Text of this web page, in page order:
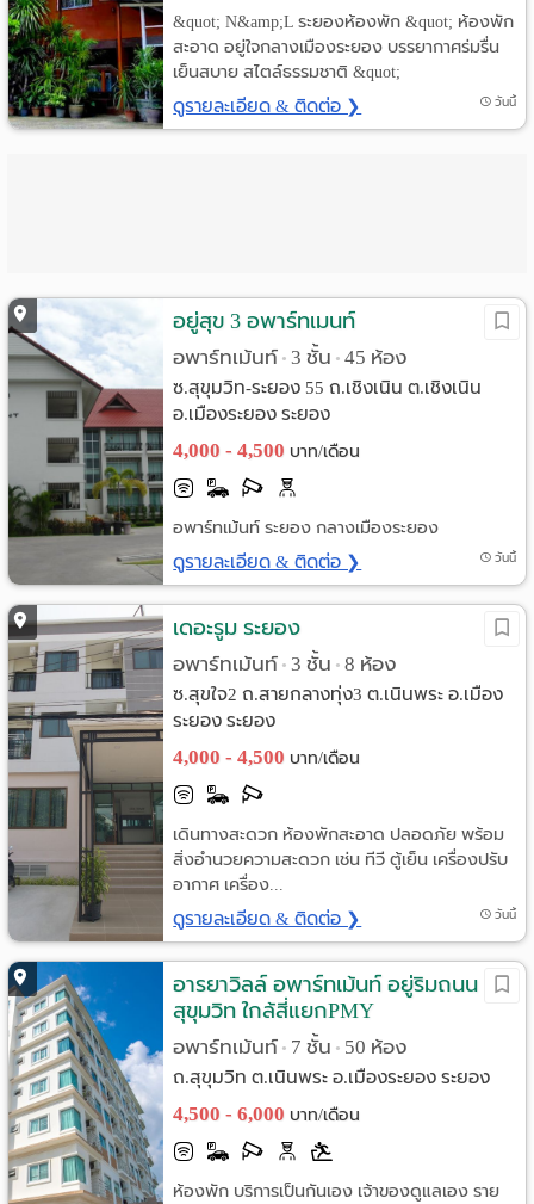
&quot; N&amp;L ระยองห้องพัก &quot; ห้องพัก
สะอาด อยู่ใจกลางเมืองระยอง บรรยากาศร่มรื่น
เย็นสบาย สไตล์ธรรมชาติ &quot;
ดูรายละเอียด & ติดต่อ ❯ วันนี้
อยู่สุข 3 อพาร์ทเมนท์
อพาร์ทเม้นท์ • 3 ชั้น • 45 ห้อง
ซ.สุขุมวิท-ระยอง 55 ถ.เชิงเนิน ต.เชิงเนิน
อ.เมืองระยอง ระยอง
4,000 - 4,500 บาท/เดือน
อพาร์ทเม้นท์ ระยอง กลางเมืองระยอง
ดูรายละเอียด & ติดต่อ ❯ วันนี้
เดอะรูม ระยอง
อพาร์ทเม้นท์ • 3 ชั้น • 8 ห้อง
ซ.สุขใจ2 ถ.สายกลางทุ่ง3 ต.เนินพระ อ.เมือง
ระยอง ระยอง
4,000 - 4,500 บาท/เดือน
เดินทางสะดวก ห้องพักสะอาด ปลอดภัย พร้อม
สิ่งอำนวยความสะดวก เช่น ทีวี ตู้เย็น เครื่องปรับ
อากาศ เครื่อง...
ดูรายละเอียด & ติดต่อ ❯ วันนี้
อารยาวิลล์ อพาร์ทเม้นท์ อยู่ริมถนน
สุขุมวิท ใกล้สี่แยกPMY
อพาร์ทเม้นท์ • 7 ชั้น • 50 ห้อง
ถ.สุขุมวิท ต.เนินพระ อ.เมืองระยอง ระยอง
4,500 - 6,000 บาท/เดือน
ห้องพัก บริการเป็นกันเอง เจ้าของดูแลเอง ราย